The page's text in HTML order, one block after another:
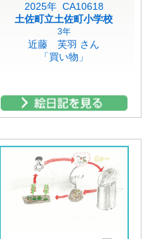
2025年 CA10618
土佐町立土佐町小学校
3年
近藤 芙羽 さん
「買い物」